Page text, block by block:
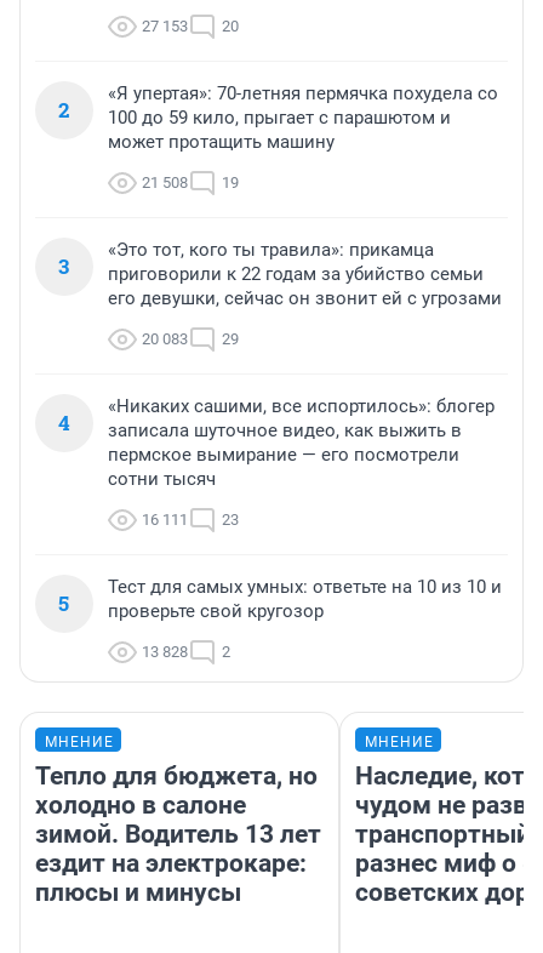
27 153 20
2
«Я упертая»: 70-летняя пермячка похудела со
100 до 59 кило, прыгает с парашютом и
может протащить машину
21 508 19
3
«Это тот, кого ты травила»: прикамца
приговорили к 22 годам за убийство семьи
его девушки, сейчас он звонит ей с угрозами
20 083 29
4
«Никаких сашими, все испортилось»: блогер
записала шуточное видео, как выжить в
пермское вымирание — его посмотрели
сотни тысяч
16 111 23
5
Тест для самых умных: ответьте на 10 из 10 и
проверьте свой кругозор
13 828 2
МНЕНИЕ
Тепло для бюджета, но
холодно в салоне
зимой. Водитель 13 лет
ездит на электрокаре:
плюсы и минусы
МНЕНИЕ
Наследие,
чудом не
транспортный
разнес миф о
советских